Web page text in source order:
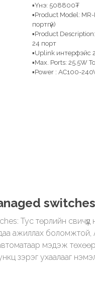
▪Үнэ: 508800₮
▪Product Model:
портгүй)
▪Product Description:
24 порт
▪Uplink интерфэйс
▪Max. Ports: 25.5W
▪Power : AC100-
switches
Тус төрлийн свичүүд
ажиллах
мэдэж
зэрэг ухаалааг